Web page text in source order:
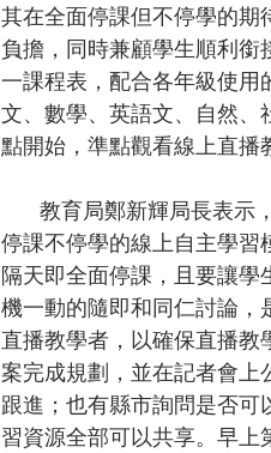
其在全面停課但不停學的期
負擔，同時兼顧學生順利
一課程表，配合各年級使用
文、數學、英語文、自然、
點開始，準點觀看線上直播
停課不停學的線上自主學習
隔天即全面停課，且要讓
機一動的隨即和同仁討論，
直播教學者，以確保直播
案完成規劃，並在記者會上
跟進；也有縣市詢問是否
習資源全部可以共享。早